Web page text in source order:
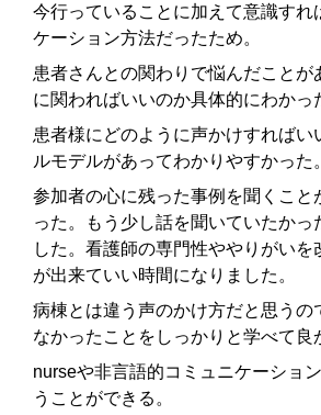
今行っていることに加えて意識すれ
ケーション方法だったため。
患者さんとの関わりで悩んだことが
に関わればいいのか具体的にわかっ
患者様にどのように声かけすればい
ルモデルがあってわかりやすかった。
参加者の心に残った事例を聞くこと
った。もう少し話を聞いていたかっ
した。看護師の専門性ややりがいを
が出来ていい時間になりました。
病棟とは違う声のかけ方だと思うの
なかったことをしっかりと学べて良
nurseや非言語的コミュニケーショ
うことができる。